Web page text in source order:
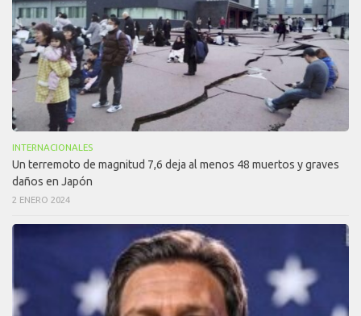
INTERNACIONALES
Un terremoto de magnitud 7,6 deja al menos 48 muertos y graves
daños en Japón
2 ENERO 2024